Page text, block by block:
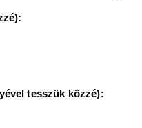
tesszük közzé):